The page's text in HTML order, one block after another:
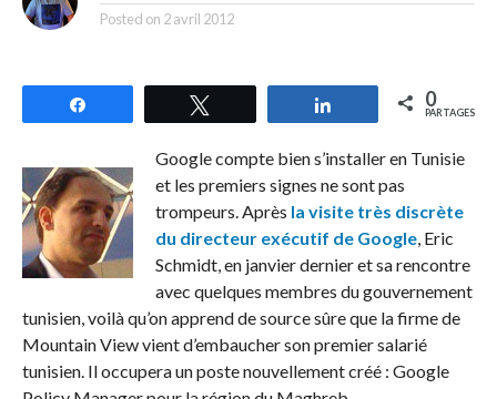
Posted on 2 avril 2012
Partagez 0
PARTAGES
Google compte bien s’installer en Tunisie
et les premiers signes ne sont pas
trompeurs. Après la visite très discrète
du directeur exécutif de Google, Eric
Schmidt, en janvier dernier et sa rencontre
avec quelques membres du gouvernement
tunisien, voilà qu’on apprend de source sûre que la firme de
Mountain View vient d’embaucher son premier salarié
tunisien. Il occupera un poste nouvellement créé : Google